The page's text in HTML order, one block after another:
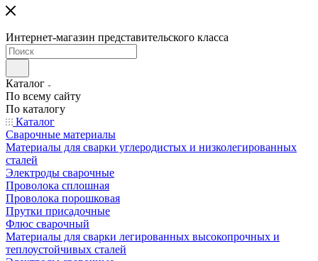
Интернет-магазин представительского класса
Каталог
По всему сайту
По каталогу
Каталог
Сварочные материалы
Материалы для сварки углеродистых и низколегированных
сталей
Электроды сварочные
Проволока сплошная
Проволока порошковая
Прутки присадочные
Флюс сварочный
Материалы для сварки легированных высокопрочных и
теплоустойчивых сталей